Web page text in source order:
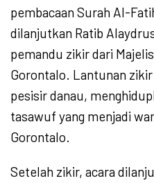
pembacaan Surah Al-
dilanjutkan Ratib
pemandu zikir dari
Gorontalo. Lantunan
pesisir danau,
tasawuf yang menjadi
Gorontalo.
Setelah zikir, acara